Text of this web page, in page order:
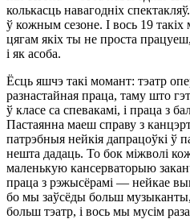
колькасць навагодніх
ў кожным сезоне. І вось 19 такіх
цягам якіх ты не проста
і як асоба.
Ёсць яшчэ такі момант: тэатр
разнастайная праца, таму што
ў класе са спевакамі, і праца з
Пастаянна маеш справу з
патрэбныя нейкія дапрацоўкі ў
нешта дадаць. То бок міжволі
маленькую кансерваторыю
праца з рэжысёрамі — нейкае
бо мы заўсёды больш
больш тэатр, і вось мы мусім